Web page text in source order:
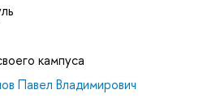
кампуса
Павел Владимирович